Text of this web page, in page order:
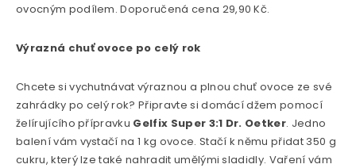
ovocným podílem. Doporučená cena 29,90 Kč.
Výrazná chuť ovoce po celý rok
Chcete si vychutnávat výraznou a plnou chuť ovoce ze své
zahrádky po celý rok? Připravte si domácí džem pomocí
želírujícího přípravku Gelfix Super 3:1 Dr. Oetker. Jedno
balení vám vystačí na 1 kg ovoce. Stačí k němu přidat 350 g
cukru, který lze také nahradit umělými sladidly. Vaření vám